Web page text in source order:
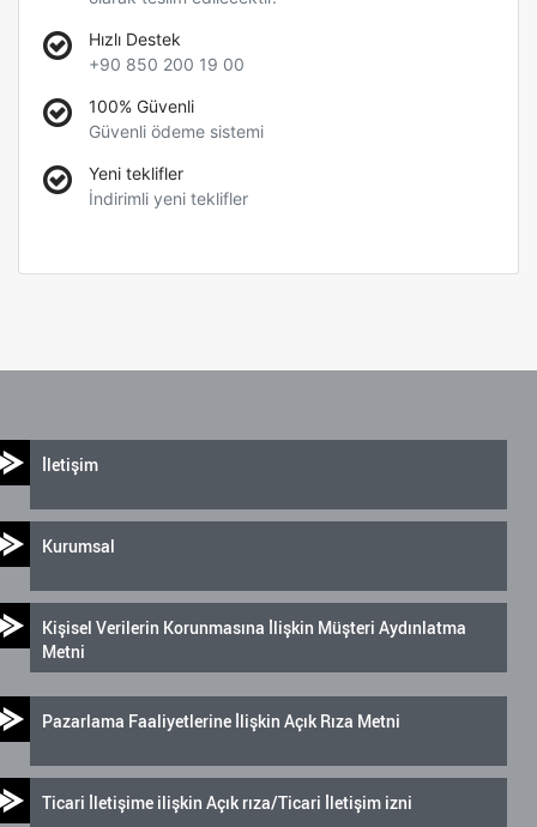
Hızlı Destek
+90 850 200 19 00
100% Güvenli
Güvenli ödeme sistemi
Yeni teklifler
İndirimli yeni teklifler
İletişim
Kurumsal
Kişisel Verilerin Korunmasına İlişkin Müşteri Aydınlatma
Metni
Pazarlama Faaliyetlerine İlişkin Açık Rıza Metni
Ticari İletişime ilişkin Açık rıza/Ticari İletişim izni